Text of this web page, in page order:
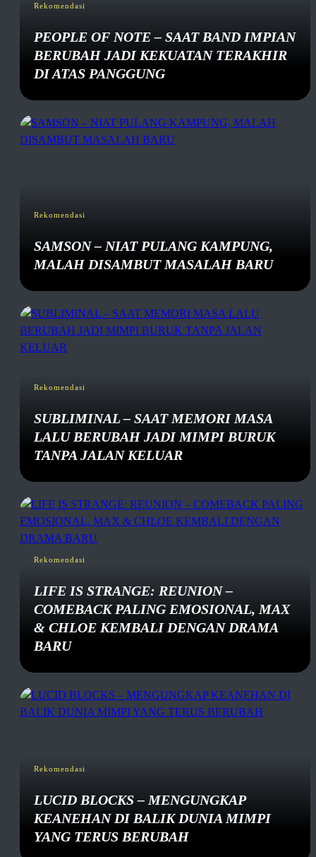
Rekomendasi
PEOPLE OF NOTE – SAAT BAND IMPIAN
BERUBAH JADI KEKUATAN TERAKHIR
DI ATAS PANGGUNG
Rekomendasi
SAMSON – NIAT PULANG KAMPUNG,
MALAH DISAMBUT MASALAH BARU
Rekomendasi
SUBLIMINAL – SAAT MEMORI MASA
LALU BERUBAH JADI MIMPI BURUK
TANPA JALAN KELUAR
Rekomendasi
LIFE IS STRANGE: REUNION –
COMEBACK PALING EMOSIONAL, MAX
& CHLOE KEMBALI DENGAN DRAMA
BARU
Rekomendasi
LUCID BLOCKS – MENGUNGKAP
KEANEHAN DI BALIK DUNIA MIMPI
YANG TERUS BERUBAH